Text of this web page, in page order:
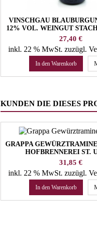
VINSCHGAU
12% VOL. WEINGUT
Preis
27,40 €
inkl. 22 % MwSt.zuzügl.
In den Warenkorb
KUNDEN DIE DIESES
GRAPPA
HOFBRENNEREI ST.
Preis
31,85 €
inkl. 22 % MwSt.zuzügl.
In den Warenkorb